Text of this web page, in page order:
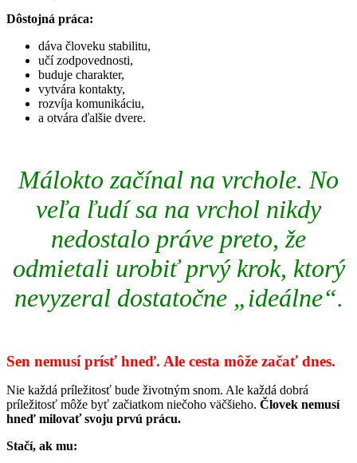
Dôstojná práca:
dáva človeku stabilitu,
učí zodpovednosti,
buduje charakter,
vytvára kontakty,
rozvíja komunikáciu,
a otvára ďalšie dvere.
Málokto začínal na vrchole. No
veľa ľudí sa na vrchol nikdy
nedostalo práve preto, že
odmietali urobiť prvý krok, ktorý
nevyzeral dostatočne „ideálne“.
Sen nemusí prísť hneď. Ale cesta môže začať dnes.
Nie každá príležitosť bude životným snom. Ale každá dobrá
príležitosť môže byť začiatkom niečoho väčšieho. Človek nemusí
hneď milovať svoju prvú prácu.
Stačí, ak mu: